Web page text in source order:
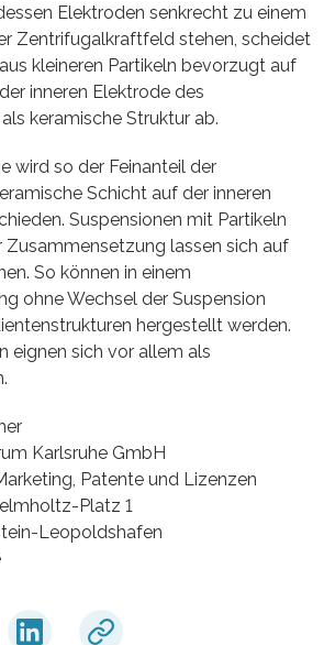
Elektroden senkrecht zu einem
Zentrifugalkraftfeld stehen, scheidet
kleineren Partikeln bevorzugt auf
inneren Elektrode des
keramische Struktur ab.
wird so der Feinanteil der
Schicht auf der inneren
Suspensionen mit Partikeln
Zusammensetzung lassen sich auf
So können in einem
ohne Wechsel der Suspension
hergestellt werden.
eignen sich vor allem als
Karlsruhe GmbH
Patente und Lizenzen
Platz 1
Leopoldshafen